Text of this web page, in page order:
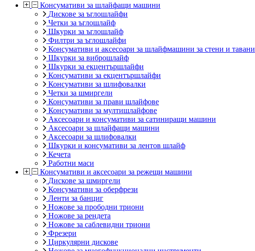
Консумативи за шлайфащи машини
Дискове за ъглошлайфи
Четки за ъглошлайф
Шкурки за ъглошлайф
Филтри за ъглошлайфи
Консумативи и аксесоари за шлайфмашини за стени и тавани
Шкурки за виброшлайф
Шкурки за екцентършлайфи
Консумативи за екцентършлайфи
Консумативи за шлифовалки
Четки за шмиргели
Консумативи за прави шлайфове
Консумативи за мултишлайфове
Аксесоари и консумативи за сатиниращи машини
Аксесоари за шлайфащи машини
Аксесоари за шлифовалки
Шкурки и консумативи за лентов шлайф
Кечета
Работни маси
Консумативи и аксесоари за режещи машини
Дискове за шмиргели
Консумативи за оберфрези
Ленти за банциг
Ножове за прободни триони
Ножове за рендета
Ножове за саблевидни триони
Фрезери
Циркулярни дискове